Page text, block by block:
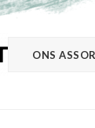
ONS